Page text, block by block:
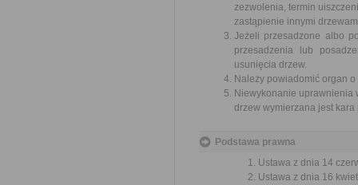
zezwolenia, termin
zastąpienie innymi
Jeżeli przesadzone albo
przesadzenia lub
usunięcia drzew.
Należy powiadomić organ
Niewykonanie uprawnienia
drzew wymierzana jest kara
Podstawa prawna
Ustawa z dnia 14
Ustawa z dnia 16